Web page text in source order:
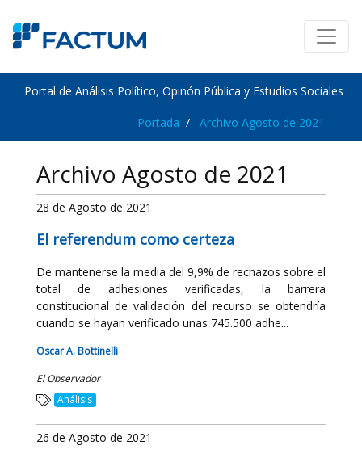
Portal de Análisis Político, Opinón Pública y Estudios Sociales
Portada Archivo Agosto de 2021
Archivo Agosto de 2021
28 de Agosto de 2021
El referendum como certeza
De mantenerse la media del 9,9% de rechazos sobre el
total de adhesiones verificadas, la barrera
constitucional de validación del recurso se obtendría
cuando se hayan verificado unas 745.500 adhe...
Oscar A. Bottinelli
El Observador
Análisis
26 de Agosto de 2021